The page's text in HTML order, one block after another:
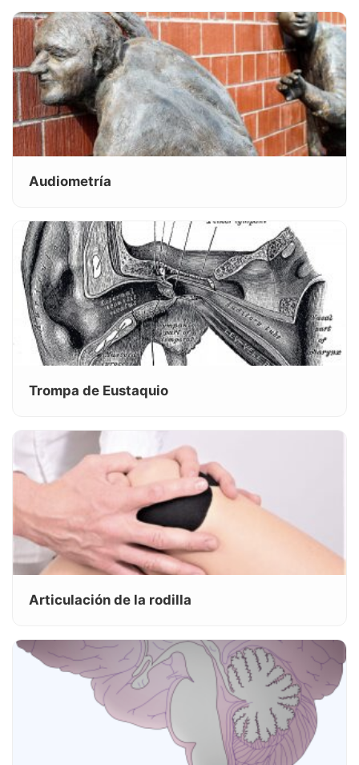
Audiometría
Trompa de Eustaquio
Articulación de la rodilla